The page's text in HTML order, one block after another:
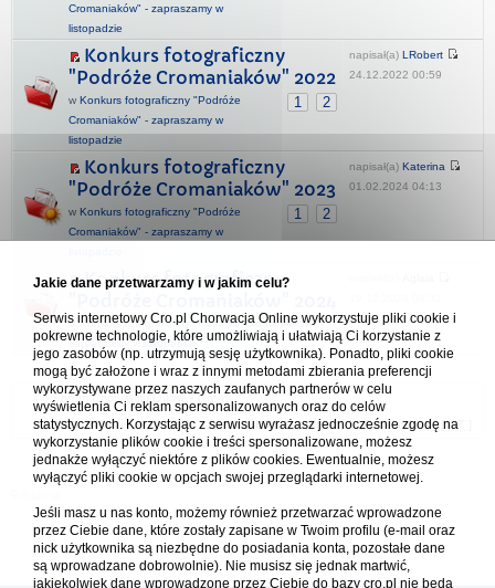
Cromaniaków" - zapraszamy w
listopadzie
Konkurs fotograficzny
"Podróże Cromaniaków" 2022
1 2
w Konkurs fotograficzny "Podróże
Cromaniaków" - zapraszamy w
listopadzie
napisał(a) LRobert
24.12.2022 00:59
Konkurs fotograficzny
"Podróże Cromaniaków" 2023
1 2
w Konkurs fotograficzny "Podróże
Cromaniaków" - zapraszamy w
napisał(a) Katerina
01.02.2024 04:13
Konkurs fotograficzny
wKonkurs fotograficzny "Podróże Cromaniaków" -
zapraszamy w listopadzie
Forum Chorwacja Online - Cro.pl
Usuń ciasteczka• Strefa czasowa: UTC + 1 (Polska - czas zimowy) [ DST
Jakie dane przetwarzamy i w jakim celu?
Serwis internetowy Cro.pl Chorwacja Online wykorzystuje pliki cookie i
pokrewne technologie, które umożliwiają i ułatwiają Ci korzystanie z
jego zasobów (np. utrzymują sesję użytkownika). Ponadto, pliki cookie
mogą być założone i wraz z innymi metodami zbierania preferencji
wykorzystywane przez naszych zaufanych partnerów w celu
wyświetlenia Ci reklam spersonalizowanych oraz do celów
statystycznych. Korzystając z serwisu wyrażasz jednocześnie zgodę na
wykorzystanie plików cookie i treści spersonalizowane, możesz
jednakże wyłączyć niektóre z plików cookies. Ewentualnie, możesz
wyłączyć pliki cookie w opcjach swojej przeglądarki internetowej.
Jeśli masz u nas konto, możemy również przetwarzać wprowadzone
przez Ciebie dane, które zostały zapisane w Twoim profilu (e-mail oraz
nick użytkownika są niezbędne do posiadania konta, pozostałe dane
są wprowadzane dobrowolnie). Nie musisz się jednak martwić,
jakiekolwiek dane wprowadzone przez Ciebie do bazy cro.pl nie będą